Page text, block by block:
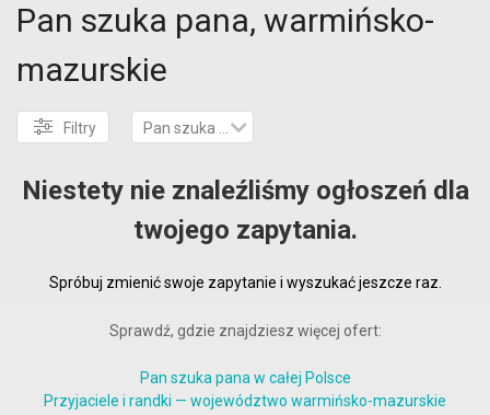
Pan szuka pana, warmińsko-
mazurskie
Filtry Pan szuka pana
Niestety nie znaleźliśmy ogłoszeń dla
twojego zapytania.
Spróbuj zmienić swoje zapytanie i wyszukać jeszcze raz.
Sprawdź, gdzie znajdziesz więcej ofert:
Pan szuka pana w całej Polsce
Przyjaciele i randki — województwo warmińsko-mazurskie